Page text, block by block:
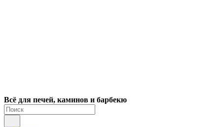
Всё для печей, каминов и барбекю